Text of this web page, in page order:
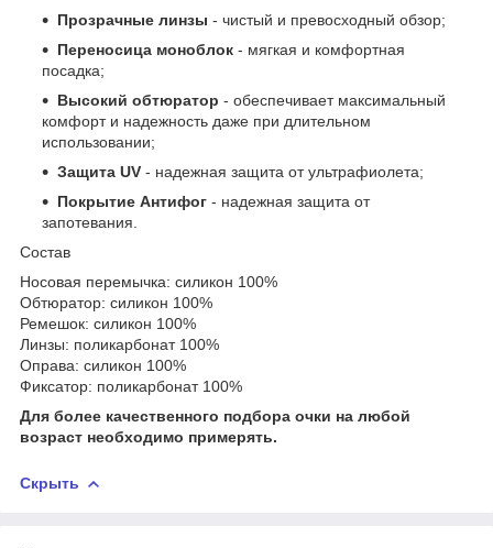
Прозрачные линзы - чистый и превосходный обзор;
Переносица моноблок - мягкая и комфортная
посадка;
Высокий обтюратор - обеспечивает максимальный
комфорт и надежность даже при длительном
использовании;
Защита UV - надежная защита от ультрафиолета;
Покрытие Антифог - надежная защита от
запотевания.
Состав
Носовая перемычка: силикон 100%
Обтюратор: силикон 100%
Ремешок: силикон 100%
Линзы: поликарбонат 100%
Оправа: силикон 100%
Фиксатор: поликарбонат 100%
Для более качественного подбора очки на любой
возраст необходимо примерять.
Скрыть